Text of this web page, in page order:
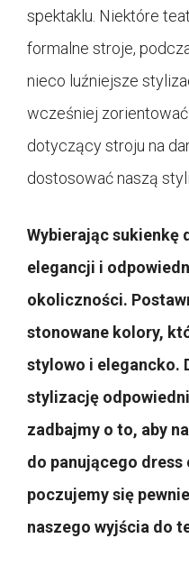
spektaklu. Niektóre
formalne stroje,
nieco luźniejsze
wcześniej
dotyczący stroju na
dostosować naszą
Wybierając sukienkę
elegancji i
okoliczności.
stonowane kolory,
stylowo i elegancko.
stylizację
zadbajmy o to, aby
do panującego dress
poczujemy się
naszego wyjścia do